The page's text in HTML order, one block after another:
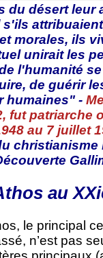
du désert leur
s'ils
morales, ils
unirait les
l'humanité
de guérir
humaines" -
fut patriarche
au 7 juillet
au
le principal
n’est pas